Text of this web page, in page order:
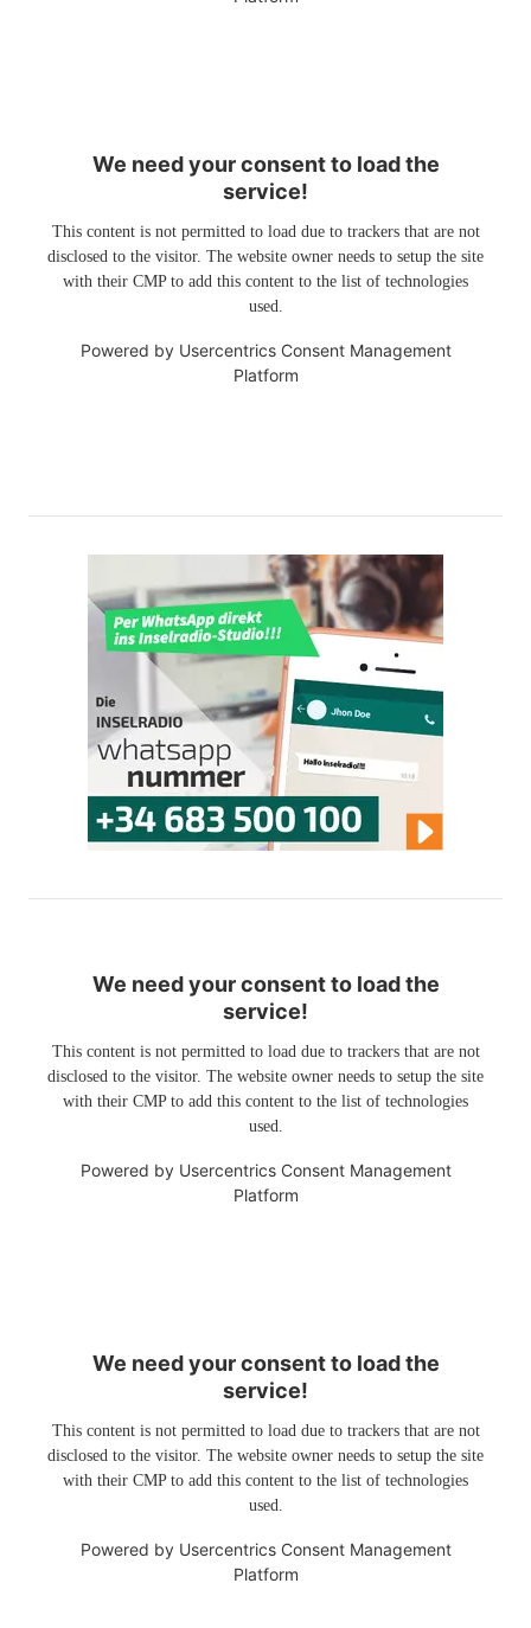
We need your consent to load the
service!
This content is not permitted to load due to trackers that are not
disclosed to the visitor. The website owner needs to setup the site
with their CMP to add this content to the list of technologies
used.
Powered by Usercentrics Consent Management
Platform
We need your consent to load the
service!
This content is not permitted to load due to trackers that are not
disclosed to the visitor. The website owner needs to setup the site
with their CMP to add this content to the list of technologies
used.
Powered by Usercentrics Consent Management
Platform
We need your consent to load the
service!
This content is not permitted to load due to trackers that are not
disclosed to the visitor. The website owner needs to setup the site
with their CMP to add this content to the list of technologies
used.
Powered by Usercentrics Consent Management
Platform